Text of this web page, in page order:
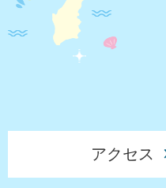
アクセス